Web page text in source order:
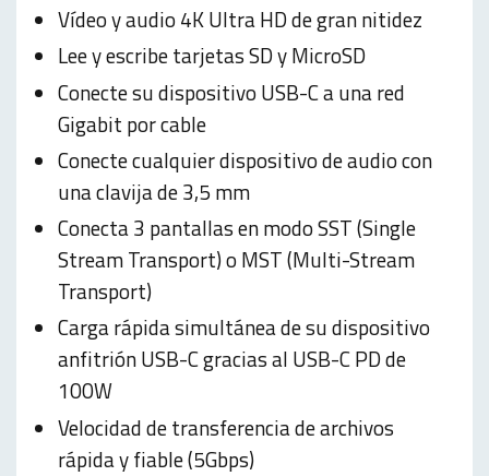
Vídeo y audio 4K Ultra HD de gran nitidez
Lee y escribe tarjetas SD y MicroSD
Conecte su dispositivo USB-C a una red
Gigabit por cable
Conecte cualquier dispositivo de audio con
una clavija de 3,5 mm
Conecta 3 pantallas en modo SST (Single
Stream Transport) o MST (Multi-Stream
Transport)
Carga rápida simultánea de su dispositivo
anfitrión USB-C gracias al USB-C PD de
100W
Velocidad de transferencia de archivos
rápida y fiable (5Gbps)